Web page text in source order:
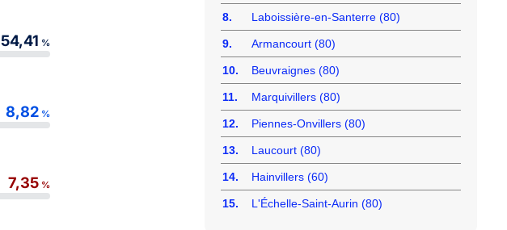
54,41 %
8,82 %
7,35 %
8. Laboissière-en-Santerre (80)
9. Armancourt (80)
10. Beuvraignes (80)
11. Marquivillers (80)
12. Piennes-Onvillers (80)
13. Laucourt (80)
14. Hainvillers (60)
15. L'Échelle-Saint-Aurin (80)